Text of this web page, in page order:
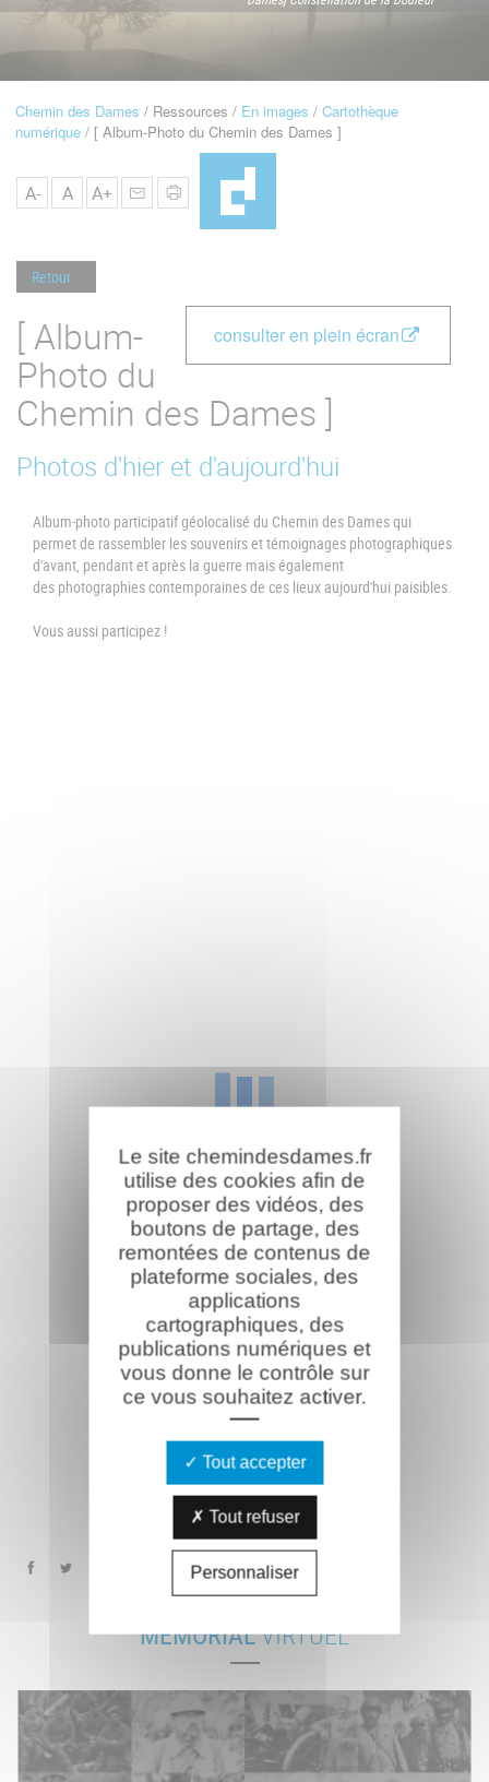
Navigation
Fil
Chemin des Dames Ressources En images
Cartothèque
numérique [ Album-Photo du Chemin des Dames ]
A- A A+
Retour
consulter en plein écran
[ Album-
Photo du
Chemin des Dames ]
Photos d'hier et d'aujourd'hui
Album-photo participatif géolocalisé du Chemin des Dames qui
permet de rassembler les souvenirs et témoignages photographiques
d'avant, pendant et après la guerre mais également
des photographies contemporaines de ces lieux aujourd'hui paisibles.
Vous aussi participez !
MÉMORIALVIRTUEL
Le site chemindesdames.fr
utilise des cookies afin de
proposer des vidéos, des
boutons de partage, des
remontées de contenus de
plateforme sociales, des
applications
cartographiques, des
publications numériques et
vous donne le contrôle sur
ce vous souhaitez activer.
Tout accepter
Tout refuser
Personnaliser